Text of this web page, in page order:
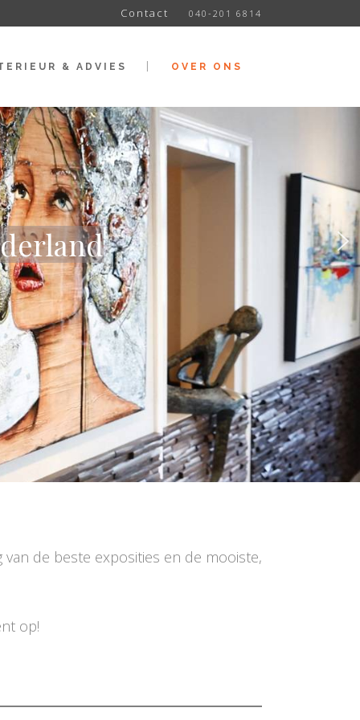
Contact 040-201 6814
& ADVIES OVER ONS
de beste exposities en de mooiste,
op!